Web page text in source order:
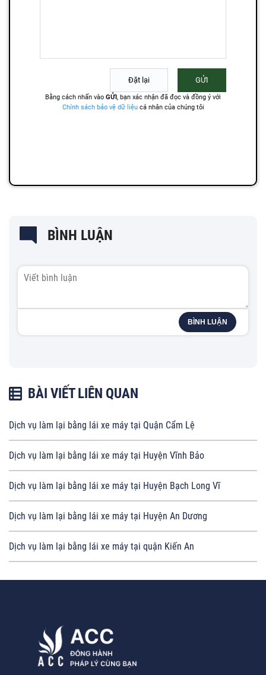
BÌNH LUẬN
BÌNH LUẬN
BÀI VIẾT LIÊN QUAN
Dịch vụ làm lại bằng lái xe máy tại Quận Cẩm Lệ
Dịch vụ làm lại bằng lái xe máy tại Huyện Vĩnh Bảo
Dịch vụ làm lại bằng lái xe máy tại Huyện Bạch Long Vĩ
Dịch vụ làm lại bằng lái xe máy tại Huyện An Dương
Dịch vụ làm lại bằng lái xe máy tại quận Kiến An